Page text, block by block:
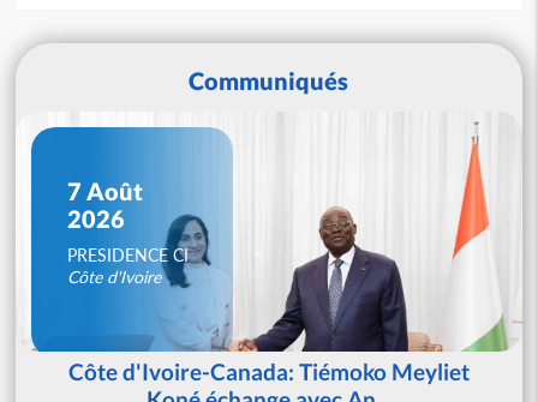
Communiqués
7 Août
2026
PRESIDENCE CI
Côte d'Ivoire
Côte d'Ivoire-Canada: Tiémoko Meyliet